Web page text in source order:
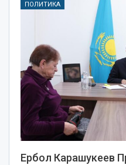
ПОЛИТИКА
Ербол Карашукеев